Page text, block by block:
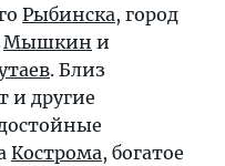
Рыбинска, город
Мышкин и
. Близ
и другие
Кострома, богатое